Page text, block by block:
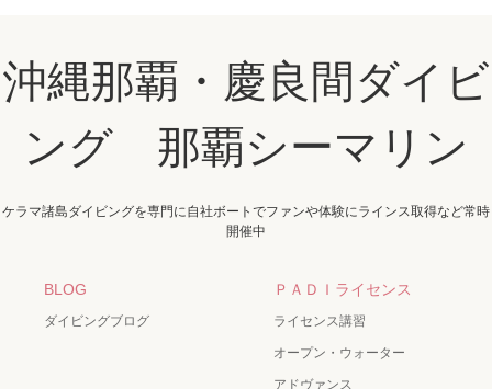
沖縄那覇・慶良間ダイビ
ング 那覇シーマリン
ケラマ諸島ダイビングを専門に自社ボートでファンや体験にラインス取得など常時
開催中
BLOG
ダイビングブログ
ＰＡＤＩライセンス
ライセンス講習
オープン・ウォーター
アドヴァンス